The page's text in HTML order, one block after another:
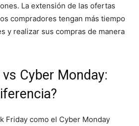
La extensión de las ofertas
compradores tengan más tiempo
y realizar sus compras de manera
Cyber Monday:
Friday como el Cyber Monday